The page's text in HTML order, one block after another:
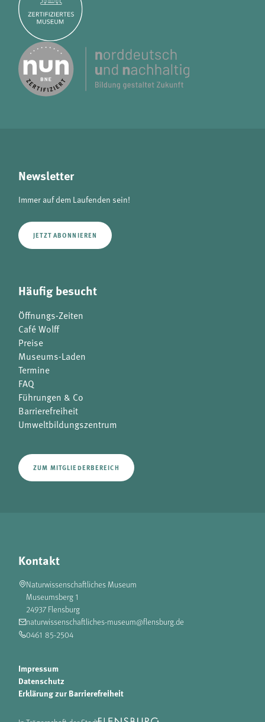
Newsletter
Immer auf dem Laufenden sein!
JETZT ABONNIEREN
Häufig besucht
Öffnungs-Zeiten
Café Wolff
Preise
Museums-Laden
Termine
FAQ
Führungen & Co
Barrierefreiheit
Umweltbildungszentrum
ZUM MITGLIEDERBEREICH
Kontakt
Naturwissenschaftliches Museum
Museumsberg 1
24937 Flensburg
naturwissenschaftliches-museum@flensburg.de
0461 85-2504
Impressum
Datenschutz
Erklärung zur Barrierefreiheit